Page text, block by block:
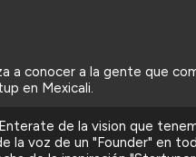
a conocer a la gente que
en Mexicali.
de la vision que
la voz de un "Founder" en